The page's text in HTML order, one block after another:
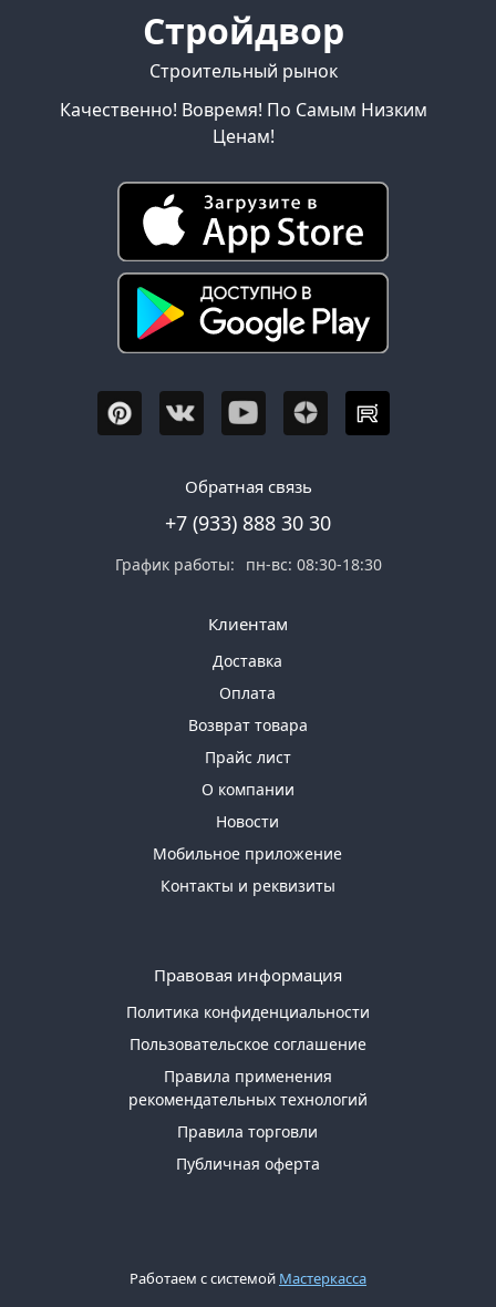
Стройдвор
Строительный рынок
Качественно! Вовремя! По Самым Низким
Ценам!
Обратная связь
+7 (933) 888 30 30
График работы: пн-вс: 08:30-18:30
Клиентам
Доставка
Оплата
Возврат товара
Прайс лист
О компании
Новости
Мобильное приложение
Контакты и реквизиты
Правовая информация
Политика конфиденциальности
Пользовательское соглашение
Правила применения
рекомендательных технологий
Правила торговли
Публичная оферта
Работаем с системой Мастеркасса